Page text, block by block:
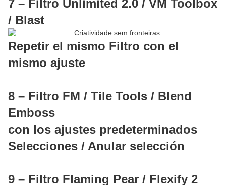
7 – Filtro Unlimited 2.0 / VM Toolbox
/ Blast
Repetir el mismo Filtro con el
mismo ajuste
8 – Filtro FM / Tile Tools / Blend
Emboss
con los ajustes predeterminados
Selecciones / Anular selección
9 – Filtro Flaming Pear / Flexify 2